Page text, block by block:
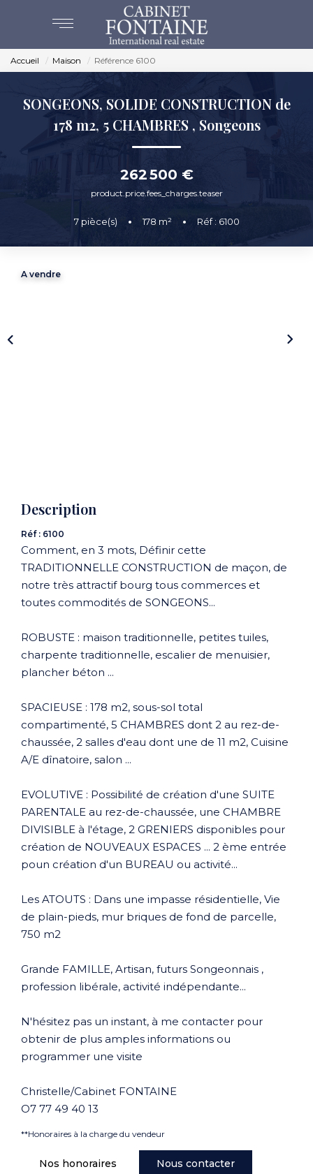
ACHAT
VENTES
ESTIMATION
NOS AGENCES
BEAUVAIS
Accueil Maison Référence 6100
SONGEONS, SOLIDE CONSTRUCTION de
178 m2, 5 CHAMBRES , Songeons
262 500 €
product.price.fees_charges.teaser
7pièce(s) • 178 m² • Réf : 6100
A vendre
Description
Réf : 6100
Comment, en 3 mots, Définir cette
TRADITIONNELLE CONSTRUCTION de maçon, de
notre très attractif bourg tous commerces et
toutes commodités de SONGEONS...
ROBUSTE : maison traditionnelle, petites tuiles,
charpente traditionnelle, escalier de menuisier,
plancher béton ...
SPACIEUSE : 178 m2, sous-sol total
compartimenté, 5 CHAMBRES dont 2 au rez-de-
chaussée, 2 salles d'eau dont une de 11 m2, Cuisine
A/E dînatoire, salon ...
EVOLUTIVE : Possibilité de création d'une SUITE
PARENTALE au rez-de-chaussée, une CHAMBRE
DIVISIBLE à l'étage, 2 GRENIERS disponibles pour
création de NOUVEAUX ESPACES ... 2 ème entrée
poun création d'un BUREAU ou activité...
Les ATOUTS : Dans une impasse résidentielle, Vie
de plain-pieds, mur briques de fond de parcelle,
750 m2
Grande FAMILLE, Artisan, futurs Songeonnais ,
profession libérale, activité indépendante...
N'hésitez pas un instant, à me contacter pour
obtenir de plus amples informations ou
programmer une visite
Christelle/Cabinet FONTAINE
O7 77 49 40 13
**Honoraires à la charge du vendeur
Nos honoraires Nous contacter